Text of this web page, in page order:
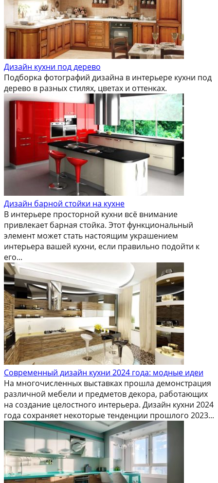
Дизайн кухни под дерево
Подборка фотографий дизайна в интерьере кухни под
дерево в разных стилях, цветах и оттенках.
Дизайн барной стойки на кухне
В интерьере просторной кухни всё внимание
привлекает барная стойка. Этот функциональный
элемент может стать настоящим украшением
интерьера вашей кухни, если правильно подойти к
его...
Современный дизайн кухни 2024 года: модные идеи
На многочисленных выставках прошла демонстрация
различной мебели и предметов декора, работающих
на создание целостного интерьера. Дизайн кухни 2024
года сохраняет некоторые тенденции прошлого 2023...